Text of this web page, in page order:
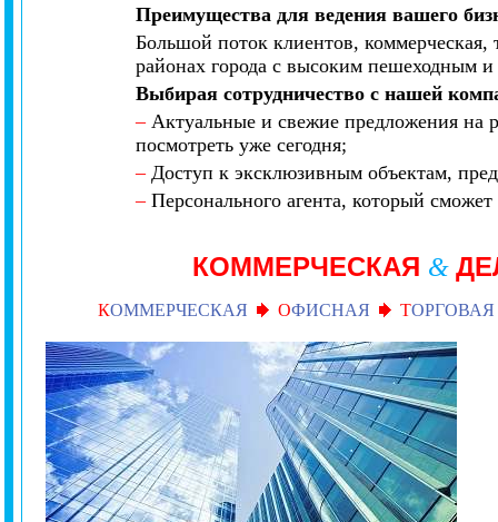
Преимущества для ведения вашего
Большой поток клиентов, коммерческая,
районах города с высоким пешеходным
Выбирая сотрудничество с нашей
–Актуальные и свежие предложения на
посмотреть уже сегодня;
–Доступ к эксклюзивным объектам,
–Персонального агента, который
КОММЕРЧЕСКАЯ &
КОММЕРЧЕСКАЯ ОФИСНАЯ ТОРГОВАЯ